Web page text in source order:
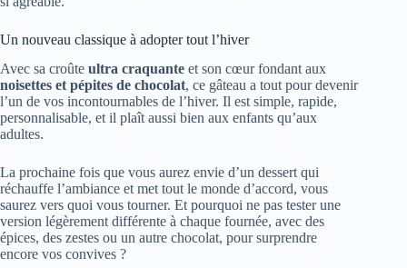
Un nouveau classique à adopter tout l’hiver
Avec sa croûte ultra craquante et son cœur fondant aux
noisettes et pépites de chocolat, ce gâteau a tout pour devenir
l’un de vos incontournables de l’hiver. Il est simple, rapide,
personnalisable, et il plaît aussi bien aux enfants qu’aux
adultes.
La prochaine fois que vous aurez envie d’un dessert qui
réchauffe l’ambiance et met tout le monde d’accord, vous
saurez vers quoi vous tourner. Et pourquoi ne pas tester une
version légèrement différente à chaque fournée, avec des
épices, des zestes ou un autre chocolat, pour surprendre
encore vos convives ?